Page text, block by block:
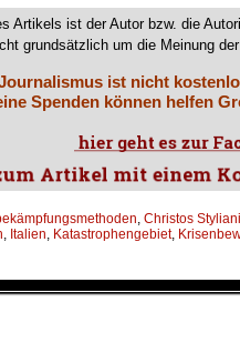
Artikels ist der Autor bzw. die
grundsätzlich um die Meinung
ist nicht
Spenden können helfen
, Christos
, Italien, Katastrophengebiet,